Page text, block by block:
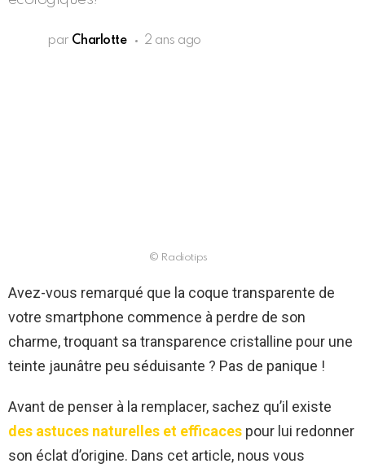
par Charlotte 2 ans ago
© Radiotips
Avez-vous remarqué que la coque transparente de
votre smartphone commence à perdre de son
charme, troquant sa transparence cristalline pour une
teinte jaunâtre peu séduisante ? Pas de panique !
Avant de penser à la remplacer, sachez qu’il existe
des astuces naturelles et efficaces pour lui redonner
son éclat d’origine. Dans cet article, nous vous